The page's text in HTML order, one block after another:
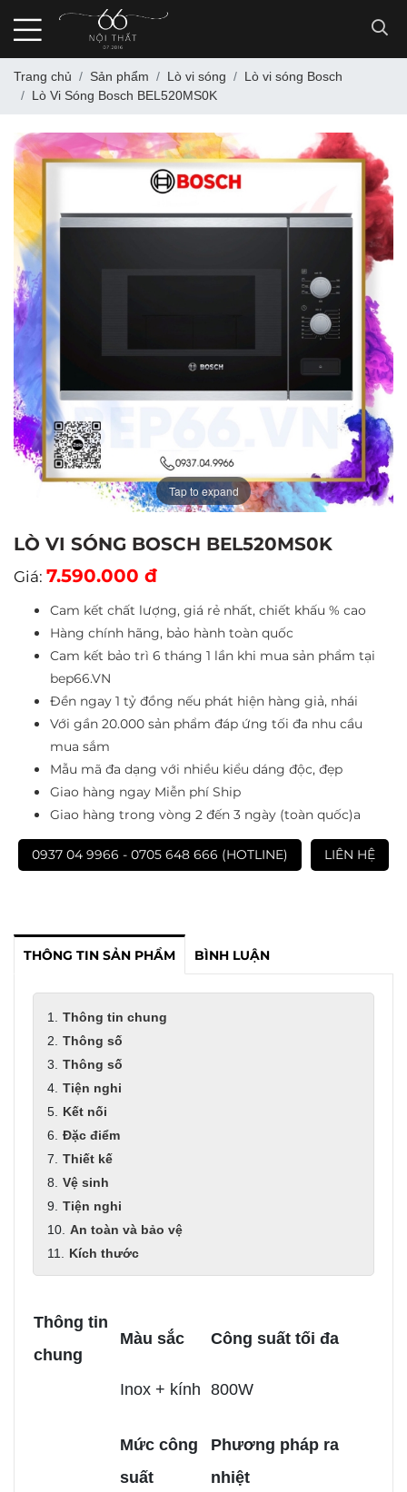
Trang chủ Sản phẩm Lò vi sóng
Lò vi sóng Bosch
Lò Vi Sóng Bosch BEL520MS0K
Tap to expand
LÒ VI SÓNG BOSCH BEL520MS0K
Giá: 7.590.000 đ
Cam kết chất lượng, giá rẻ nhất, chiết khấu % cao
Hàng chính hãng, bảo hành toàn quốc
Cam kết bảo trì 6 tháng 1 lần khi mua sản phẩm tại
bep66.VN
Đền ngay 1 tỷ đồng nếu phát hiện hàng giả, nhái
Với gần 20.000 sản phẩm đáp ứng tối đa nhu cầu
mua sắm
Mẫu mã đa dạng với nhiều kiểu dáng độc, đẹp
Giao hàng ngay Miễn phí Ship
Giao hàng trong vòng 2 đến 3 ngày (toàn quốc)a
0937 04 9966 - 0705 648 666 (HOTLINE) LIÊN HỆ
THÔNG TIN SẢN PHẨM BÌNH LUẬN
Thông tin chung
Thông số
Thông số
Tiện nghi
Kết nối
Đặc điểm
Thiết kế
Vệ sinh
Tiện nghi
An toàn và bảo vệ
Kích thước
Thông tin
chung
Màu sắc Công suất tối đa
Inox + kính 800W
Mức công
suất
Phương pháp ra
nhiệt